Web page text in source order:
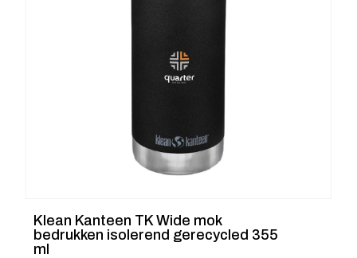
Klean Kanteen TK Wide mok
bedrukken isolerend gerecycled 355
ml